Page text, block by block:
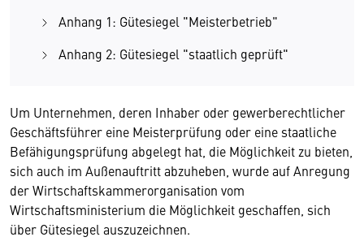
Anhang 1: Gütesiegel "Meisterbetrieb"
Anhang 2: Gütesiegel "staatlich geprüft"
Um Unternehmen, deren Inhaber oder gewerberechtlicher
Geschäftsführer eine Meisterprüfung oder eine staatliche
Befähigungsprüfung abgelegt hat, die Möglichkeit zu bieten,
sich auch im Außenauftritt abzuheben, wurde auf Anregung
der Wirtschaftskammerorganisation vom
Wirtschaftsministerium die Möglichkeit geschaffen, sich
über Gütesiegel auszuzeichnen.